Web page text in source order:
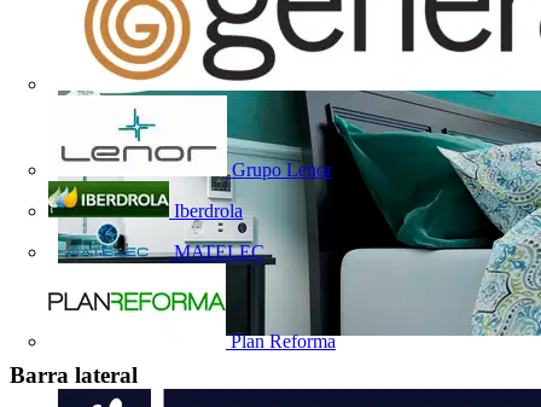
Grupo Lenor
Iberdrola
MATELEC
Plan Reforma
Barra lateral